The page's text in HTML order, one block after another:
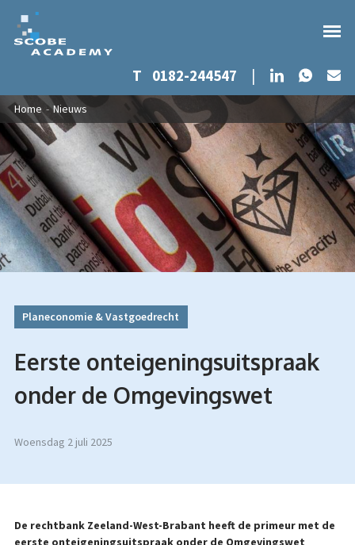
Overslaan en naar de inhoud gaan
T 0182-244547 | LinkedIn
U bent hier
Home - Nieuws
Planeconomie & Vastgoedrecht
Eerste onteigeningsuitspraak
onder de Omgevingswet
woensdag 2 juli 2025
De rechtbank Zeeland-West-Brabant heeft de primeur met de
eerste onteigeningsuitspraak onder de Omgevingswet